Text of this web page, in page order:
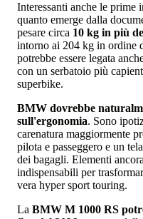
Interessanti anche le prime
quanto emerge dalla
pesare circa 10 kg in più
intorno ai 204 kg in ordine
potrebbe essere legata
con un serbatoio più
superbike.
BMW dovrebbe
sull'ergonomia. Sono
carenatura maggiormente
pilota e passeggero e un
dei bagagli. Elementi
indispensabili per
vera hyper sport touring.
La BMW M 1000 RS